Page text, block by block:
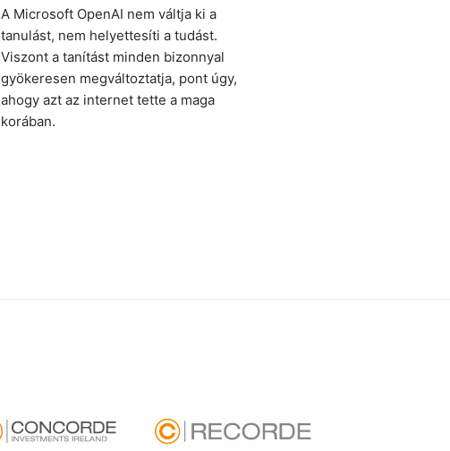
A Microsoft OpenAI nem váltja ki a
tanulást, nem helyettesíti a tudást.
Viszont a tanítást minden bizonnyal
gyökeresen megváltoztatja, pont úgy,
ahogy azt az internet tette a maga
korában.